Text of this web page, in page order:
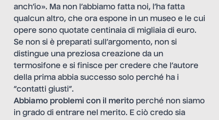
anch’io». Ma non l’abbiamo fatta noi, l’ha fatta
qualcun altro, che ora espone in un museo e le cui
opere sono quotate centinaia di migliaia di euro.
Se non si è preparati sull’argomento, non si
distingue una preziosa creazione da un
termosifone e si finisce per credere che l’autore
della prima abbia successo solo perché ha i
“contatti giusti”.
Abbiamo problemi con il merito perché non siamo
in grado di entrare nel merito. E ciò credo sia